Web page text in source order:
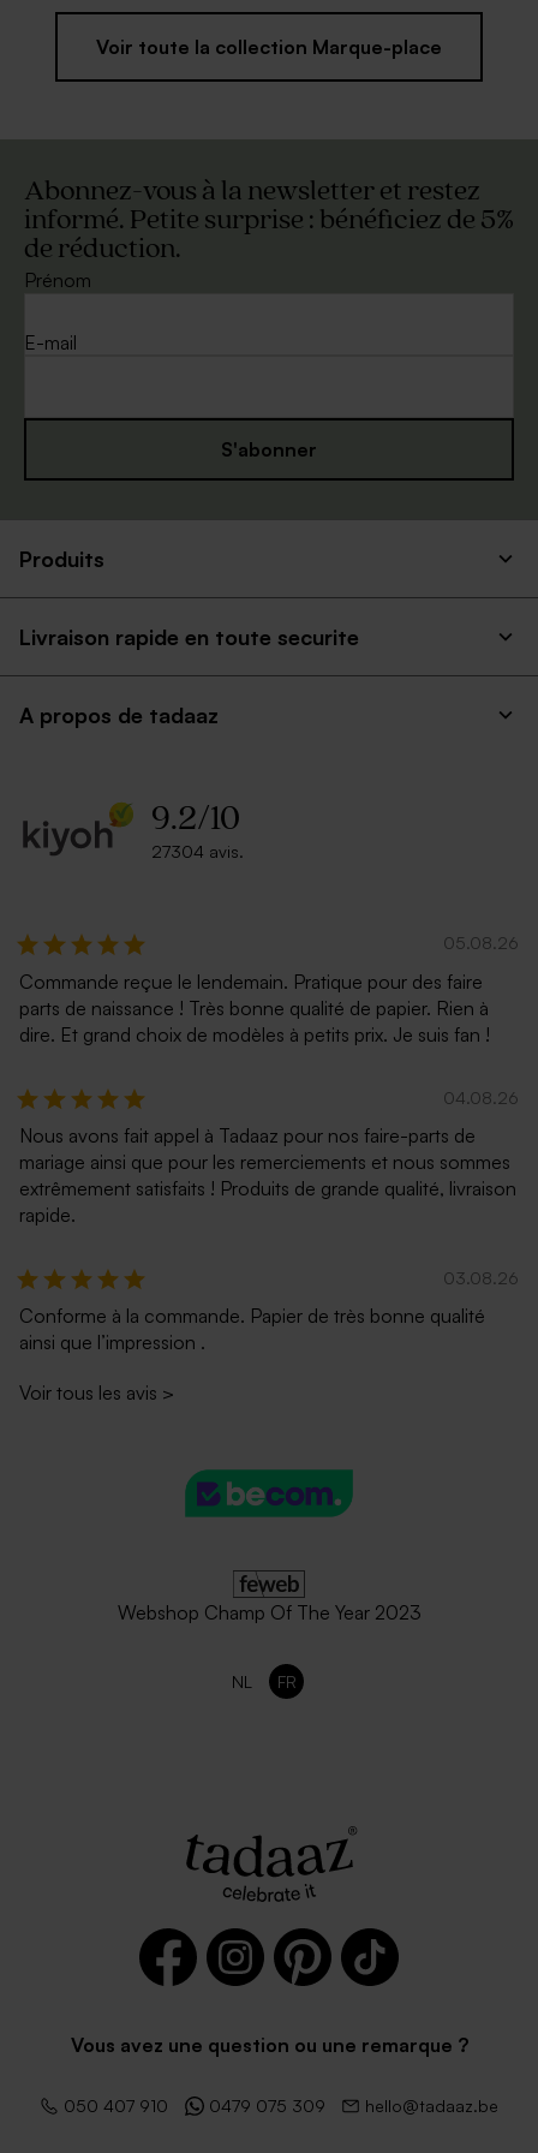
Voir toute la collection Marque-place
Abonnez-vous à la newsletter et restez
informé. Petite surprise : bénéficiez de 5%
de réduction.
Prénom
E-mail
S'abonner
Produits
Livraison rapide en toute securite
A propos de tadaaz
9.2/10
27304 avis.
05.08.26
Commande reçue le lendemain. Pratique pour des faire
parts de naissance ! Très bonne qualité de papier. Rien à
dire. Et grand choix de modèles à petits prix. Je suis fan !
04.08.26
Nous avons fait appel à Tadaaz pour nos faire-parts de
mariage ainsi que pour les remerciements et nous sommes
extrêmement satisfaits ! Produits de grande qualité, livraison
rapide.
03.08.26
Conforme à la commande. Papier de très bonne qualité
ainsi que l’impression .
Voir tous les avis >
Webshop Champ Of The Year 2023
NL FR
Vous avez une question ou une remarque ?
050 407 910 0479 075 309 hello@tadaaz.be